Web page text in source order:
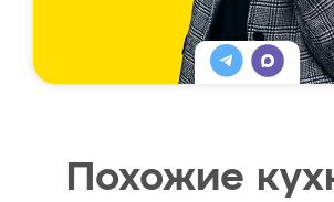
Похожие